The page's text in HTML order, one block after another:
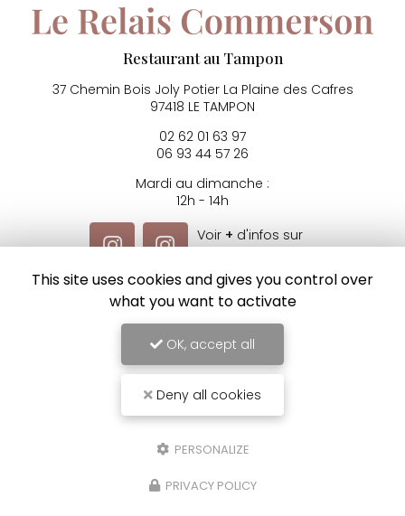
Restaurant au Tampon
37 Chemin Bois Joly Potier La Plaine des Cafres
97418 LE TAMPON
02 62 01 63 97
06 93 44 57 26
Mardi au dimanche :
12h - 14h
Voir + d'infos sur
Instagram
Envoyez un message
This site uses cookies and gives you control over
what you want to activate
OK, accept all
Deny all cookies
PERSONALIZE
PRIVACY POLICY